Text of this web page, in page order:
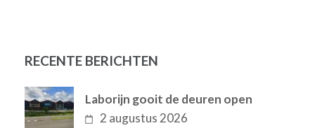
RECENTE BERICHTEN
Laborijn gooit de deuren open
2 augustus 2026